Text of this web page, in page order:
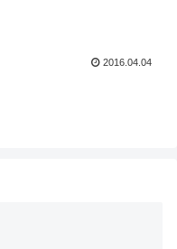
2016.04.04